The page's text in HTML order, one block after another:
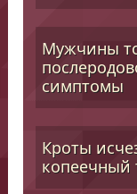
Мужчины
симптомы
Кроты
копеечный